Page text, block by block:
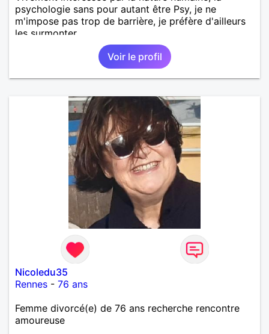
psychologie sans pour autant être Psy, je ne
m'impose pas trop de barrière, je préfère d'ailleurs
les surmonter.
Voir le profil
Nicoledu35
Rennes - 76 ans
Femme divorcé(e) de 76 ans recherche rencontre
amoureuse